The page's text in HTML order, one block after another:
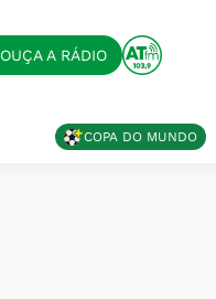
OUÇA A RÁDIO
COPA DO MUNDO